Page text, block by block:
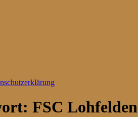
FSC Lohfelden